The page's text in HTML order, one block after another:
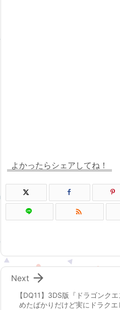
よかったらシェアしてね！

【DQ11】3DS版『ドラゴンク
めたばかりだけど実にドラクエ

Next